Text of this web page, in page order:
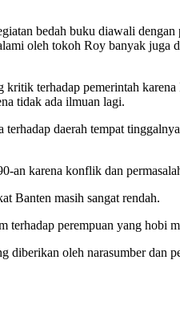
bedah buku diawali
oleh tokoh Roy banyak juga
terhadap pemerintah
tidak ada ilmuan lagi.
daerah tempat
karena konflik dan
Banten masih sangat rendah.
terhadap perempuan yang hobi
diberikan oleh narasumber dan